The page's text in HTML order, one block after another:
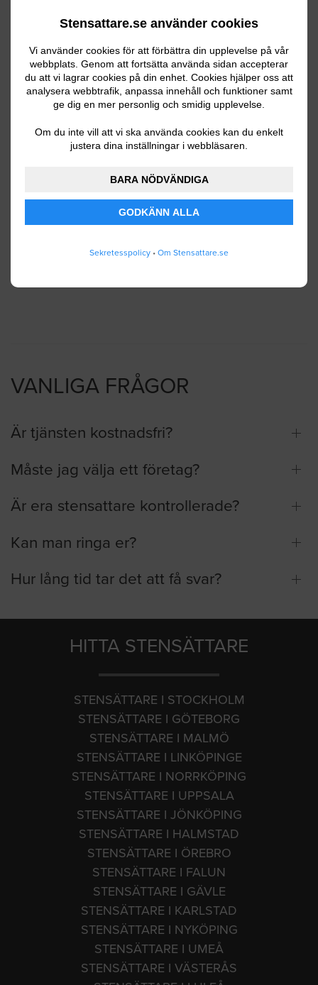
Stensattare.se använder cookies
Vi använder cookies för att förbättra din upplevelse på vår
webbplats. Genom att fortsätta använda sidan accepterar
du att vi lagrar cookies på din enhet. Cookies hjälper oss att
analysera webbtrafik, anpassa innehåll och funktioner samt
ge dig en mer personlig och smidig upplevelse.
Om du inte vill att vi ska använda cookies kan du enkelt
justera dina inställningar i webbläsaren.
BARA NÖDVÄNDIGA
GODKÄNN ALLA
Sekretesspolicy • Om Stensattare.se
Din e-postadress
Ditt telefonnummer
använder mina personuppgifter enligt
SKICKA IN
VANLIGA FRÅGOR
Är tjänsten kostnadsfri?
Måste jag välja ett företag?
Är era stensattare kontrollerade?
Kan man ringa er?
Hur lång tid tar det att få svar?
HITTA STENSÄTTARE
STENSÄTTARE I STOCKHOLM
STENSÄTTARE I GÖTEBORG
STENSÄTTARE I MALMÖ
STENSÄTTARE I LINKÖPINGE
STENSÄTTARE I NORRKÖPING
STENSÄTTARE I UPPSALA
STENSÄTTARE I JÖNKÖPING
STENSÄTTARE I HALMSTAD
STENSÄTTARE I ÖREBRO
STENSÄTTARE I FALUN
STENSÄTTARE I GÄVLE
STENSÄTTARE I KARLSTAD
STENSÄTTARE I NYKÖPING
STENSÄTTARE I UMEÅ
STENSÄTTARE I VÄSTERÅS